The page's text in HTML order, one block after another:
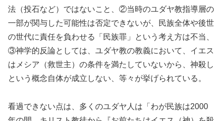
法（投石など）ではないこと、②当時のユダヤ教指導層の
一部が関与した可能性は否定できないが、民族全体や後世
の世代に責任を負わせる「民族罪」という考え方は不当、
③神学的反論としては、ユダヤ教の教義において、イエス
はメシア（救世主）の条件を満たしていないから、神殺し
という概念自体が成立しない、等々が挙げられている。
看過できない点は、多くのユダヤ人は「わが民族は2000